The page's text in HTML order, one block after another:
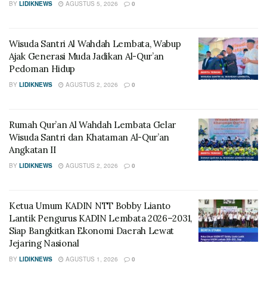
BY LIDIKNEWS AGUSTUS 5, 2026 0
Wisuda Santri Al Wahdah Lembata, Wabup
Ajak Generasi Muda Jadikan Al-Qur’an
Pedoman Hidup
BY LIDIKNEWS AGUSTUS 2, 2026 0
Rumah Qur’an Al Wahdah Lembata Gelar
Wisuda Santri dan Khataman Al-Qur’an
Angkatan II
BY LIDIKNEWS AGUSTUS 2, 2026 0
Ketua Umum KADIN NTT Bobby Lianto
Lantik Pengurus KADIN Lembata 2026–2031,
Siap Bangkitkan Ekonomi Daerah Lewat
Jejaring Nasional
BY LIDIKNEWS AGUSTUS 1, 2026 0